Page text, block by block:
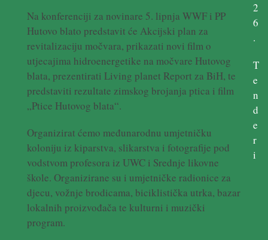
Na konferenciji za novinare 5. lipnja WWF i PP
Hutovo blato predstavit će Akcijski plan za
revitalizaciju močvara, prikazati novi film o
utjecajima hidroenergetike na močvare Hutovog
blata, prezentirati Living planet Report za BiH, te
predstaviti rezultate zimskog brojanja ptica i film
„Ptice Hutovog blata“.
Organizirat ćemo međunarodnu umjetničku
koloniju iz kiparstva, slikarstva i fotografije pod
vodstvom profesora iz UWC i Srednje likovne
škole. Organizirane su i umjetničke radionice za
djecu, vožnje brodicama, biciklistička utrka, bazar
lokalnih proizvođača te kulturni i muzički
program.
2
6
.
T
e
n
d
e
r
i